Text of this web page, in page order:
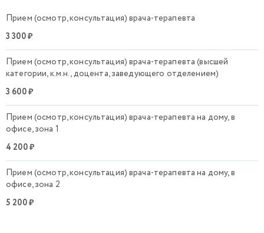
Прием (осмотр, консультация) врача-терапевта
3 300 ₽
Прием (осмотр, консультация) врача-терапевта (высшей
категории, к.м.н., доцента, заведующего отделением)
3 600 ₽
Прием (осмотр, консультация) врача-терапевта на дому, в
офисе, зона 1
4 200 ₽
Прием (осмотр, консультация) врача-терапевта на дому, в
офисе, зона 2
5 200 ₽